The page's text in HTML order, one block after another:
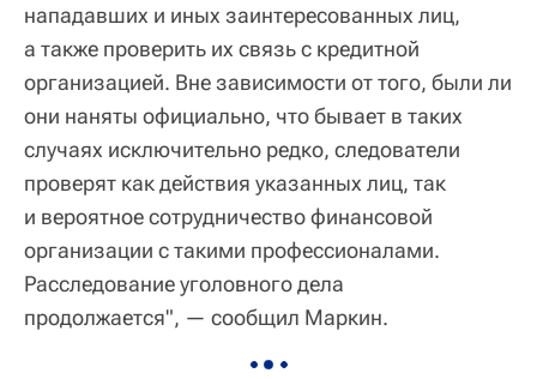
нападавших и иных заинтересованных лиц,
а также проверить их связь с кредитной
организацией. Вне зависимости от того, были ли
они наняты официально, что бывает в таких
случаях исключительно редко, следователи
проверят как действия указанных лиц, так
и вероятное сотрудничество финансовой
организации с такими профессионалами.
Расследование уголовного дела
продолжается", — сообщил Маркин.